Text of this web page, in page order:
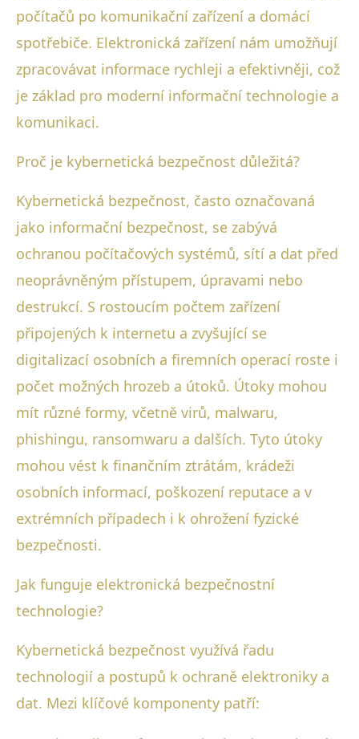
počítačů po komunikační zařízení a domácí
spotřebiče. Elektronická zařízení nám umožňují
zpracovávat informace rychleji a efektivněji, což
je základ pro moderní informační technologie a
komunikaci.
Proč je kybernetická bezpečnost důležitá?
Kybernetická bezpečnost, často označovaná
jako informační bezpečnost, se zabývá
ochranou počítačových systémů, sítí a dat před
neoprávněným přístupem, úpravami nebo
destrukcí. S rostoucím počtem zařízení
připojených k internetu a zvyšující se
digitalizací osobních a firemních operací roste i
počet možných hrozeb a útoků. Útoky mohou
mít různé formy, včetně virů, malwaru,
phishingu, ransomwaru a dalších. Tyto útoky
mohou vést k finančním ztrátám, krádeži
osobních informací, poškození reputace a v
extrémních případech i k ohrožení fyzické
bezpečnosti.
Jak funguje elektronická bezpečnostní
technologie?
Kybernetická bezpečnost využívá řadu
technologií a postupů k ochraně elektroniky a
dat. Mezi klíčové komponenty patří: